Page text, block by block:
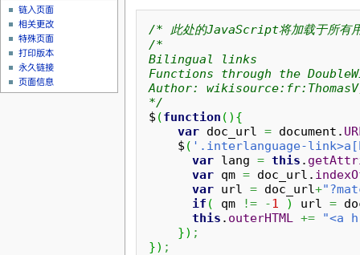
/* 此处的JavaScript将加载于所有
/*
Bilingual links
Functions through the
Author:
*/
$ (function ( ) {
var doc_url = document.
    $
( '.interlanguage-
var lang = this .
var qm = doc_url.
var url = doc_url+
if ( qm != -1 ) url =
this . outerHTML +=
"<a
}) ;
}) ;
链入页面
相关更改
特殊页面
打印版本
永久链接
页面信息